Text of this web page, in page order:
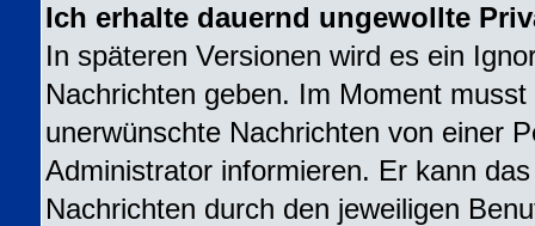
Ich erhalte dauernd ungewollte
In späteren Versionen wird es ein
Nachrichten geben. Im Moment
unerwünschte Nachrichten von einer
Administrator informieren. Er kann
Nachrichten durch den jeweiligen